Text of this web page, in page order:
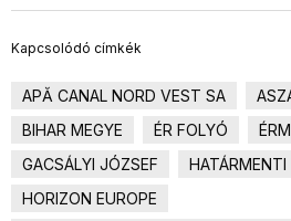
Kapcsolódó címkék
APĂ CANAL NORD VEST SA
BIHAR MEGYE
ÉR FOLYÓ
GACSÁLYI JÓZSEF
HORIZON EUROPE